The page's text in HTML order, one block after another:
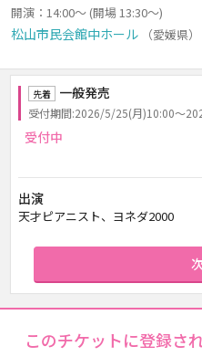
開演：14:00～ (開場 13:30～)
松山市民会館中ホール （愛媛県）
先着 一般発売
受付期間:2026/5/25(月)10:00～
受付中
出演
天才ピアニスト、ヨネダ2000
このチケットに登録さ